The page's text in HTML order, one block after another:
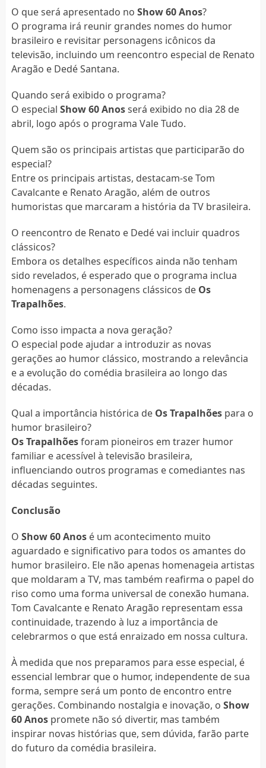
O que será apresentado no Show 60 Anos?
O programa irá reunir grandes nomes do humor
brasileiro e revisitar personagens icônicos da
televisão, incluindo um reencontro especial de Renato
Aragão e Dedé Santana.
Quando será exibido o programa?
O especial Show 60 Anosserá exibido no dia 28 de
abril, logo após o programa Vale Tudo.
Quem são os principais artistas que participarão do
especial?
Entre os principais artistas, destacam-se Tom
Cavalcante e Renato Aragão, além de outros
humoristas que marcaram a história da TV brasileira.
O reencontro de Renato e Dedé vai incluir quadros
clássicos?
Embora os detalhes específicos ainda não tenham
sido revelados, é esperado que o programa inclua
homenagens a personagens clássicos de Os
Trapalhões.
Como isso impacta a nova geração?
O especial pode ajudar a introduzir as novas
gerações ao humor clássico, mostrando a relevância
e a evolução do comédia brasileira ao longo das
décadas.
Qual a importância histórica de Os Trapalhõespara o
humor brasileiro?
Os Trapalhõesforam pioneiros em trazer humor
familiar e acessível à televisão brasileira,
influenciando outros programas e comediantes nas
décadas seguintes.
Conclusão
O Show 60 Anosé um acontecimento muito
aguardado e significativo para todos os amantes do
humor brasileiro. Ele não apenas homenageia artistas
que moldaram a TV, mas também reafirma o papel do
riso como uma forma universal de conexão humana.
Tom Cavalcante e Renato Aragão representam essa
continuidade, trazendo à luz a importância de
celebrarmos o que está enraizado em nossa cultura.
À medida que nos preparamos para esse especial, é
essencial lembrar que o humor, independente de sua
forma, sempre será um ponto de encontro entre
gerações. Combinando nostalgia e inovação, o Show
60 Anospromete não só divertir, mas também
inspirar novas histórias que, sem dúvida, farão parte
do futuro da comédia brasileira.